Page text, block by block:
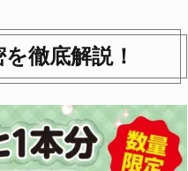
徹底解説！